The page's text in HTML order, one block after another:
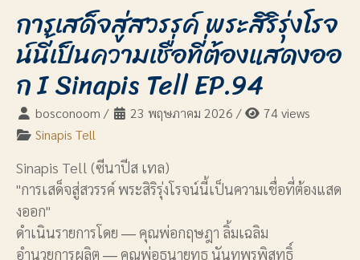
การเสด็จสู่สวรรค์ พระสิริรุ่งโรจ
น์นี้เป็นความเชื่อที่ต้องแสดงออ
ก I Sinapis Tell EP.94
bosconoom / 23 พฤษภาคม 2026 /
74 views
Sinapis Tell
Sinapis Tell (ซีนาปีส เทล)
"การเสด็จสู่สวรรค์ พระสิริรุ่งโรจน์นี้เป็นความเชื่อที่ต้องแสด
งออก"
ดำเนินรายการโดย ― คุณพ่อกฤษฎา ลิ้มเฉลิม
อำนวยการผลิต ― คุณพ่อธนายุทธ นันทพรพิสุทธิ์